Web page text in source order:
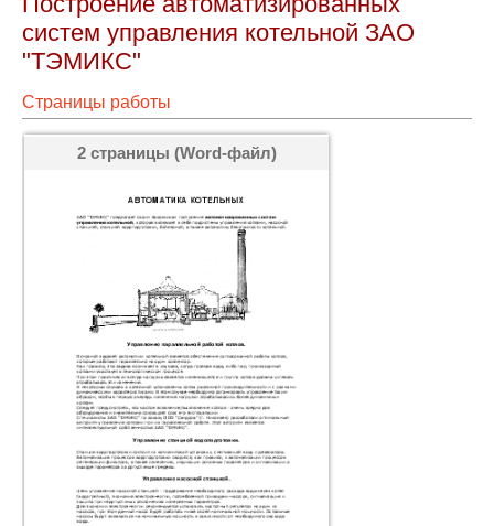
систем управления котельной ЗАО
"ТЭМИКС"
Страницы работы
2 страницы (Word-файл)